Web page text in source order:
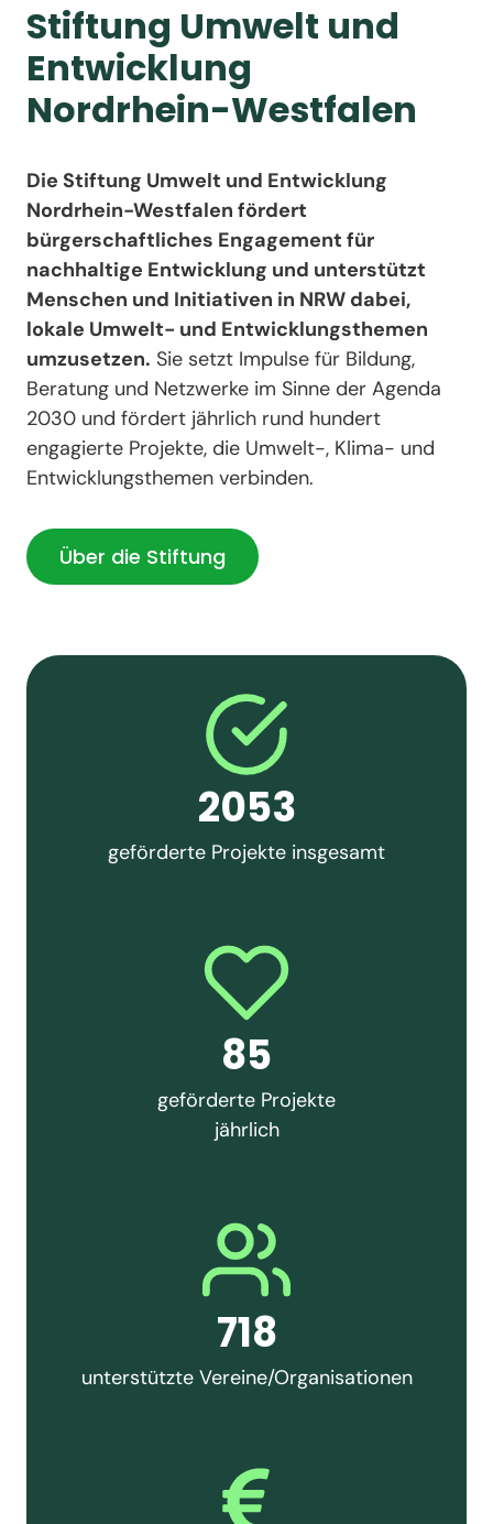
Stiftung Umwelt und
Entwicklung
Nordrhein-Westfalen
Die Stiftung Umwelt und Entwicklung
Nordrhein-Westfalen fördert
bürgerschaftliches Engagement für
nachhaltige Entwicklung und unterstützt
Menschen und Initiativen in NRW dabei,
lokale Umwelt- und Entwicklungsthemen
umzusetzen. Sie setzt Impulse für Bildung,
Beratung und Netzwerke im Sinne der Agenda
2030 und fördert jährlich rund hundert
engagierte Projekte, die Umwelt-, Klima- und
Entwicklungsthemen verbinden.
Über die Stiftung
2053
geförderte Projekte insgesamt
85
geförderte Projekte
jährlich
718
unterstützte Vereine/Organisationen